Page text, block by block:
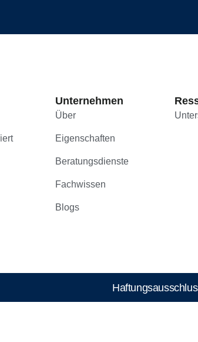
Unternehmen
Über
Eigenschaften
Beratungsdienste
Fachwissen
Blogs